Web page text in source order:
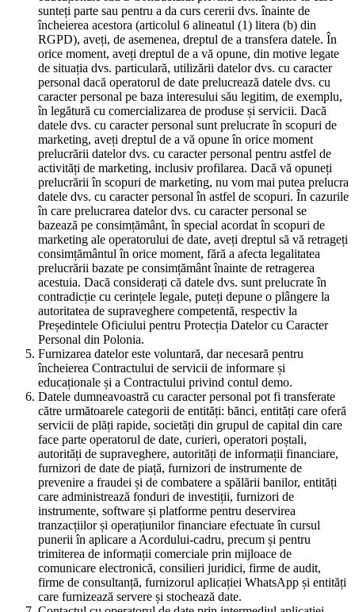
sunteți parte sau pentru a da curs cererii dvs. înainte de
încheierea acestora (articolul 6 alineatul (1) litera (b) din
RGPD), aveți, de asemenea, dreptul de a transfera datele. În
orice moment, aveți dreptul de a vă opune, din motive legate
de situația dvs. particulară, utilizării datelor dvs. cu caracter
personal dacă operatorul de date prelucrează datele dvs. cu
caracter personal pe baza interesului său legitim, de exemplu,
în legătură cu comercializarea de produse și servicii. Dacă
datele dvs. cu caracter personal sunt prelucrate în scopuri de
marketing, aveți dreptul de a vă opune în orice moment
prelucrării datelor dvs. cu caracter personal pentru astfel de
activități de marketing, inclusiv profilarea. Dacă vă opuneți
prelucrării în scopuri de marketing, nu vom mai putea prelucra
datele dvs. cu caracter personal în astfel de scopuri. În cazurile
în care prelucrarea datelor dvs. cu caracter personal se
bazează pe consimțământ, în special acordat în scopuri de
marketing ale operatorului de date, aveți dreptul să vă retrageți
consimțământul în orice moment, fără a afecta legalitatea
prelucrării bazate pe consimțământ înainte de retragerea
acestuia. Dacă considerați că datele dvs. sunt prelucrate în
contradicție cu cerințele legale, puteți depune o plângere la
autoritatea de supraveghere competentă, respectiv la
Președintele Oficiului pentru Protecția Datelor cu Caracter
Personal din Polonia.
Furnizarea datelor este voluntară, dar necesară pentru
încheierea Contractului de servicii de informare și
educaționale și a Contractului privind contul demo.
Datele dumneavoastră cu caracter personal pot fi transferate
către următoarele categorii de entități: bănci, entități care oferă
servicii de plăți rapide, societăți din grupul de capital din care
face parte operatorul de date, curieri, operatori poștali,
autorități de supraveghere, autorități de informații financiare,
furnizori de date de piață, furnizori de instrumente de
prevenire a fraudei și de combatere a spălării banilor, entități
care administrează fonduri de investiții, furnizori de
instrumente, software și platforme pentru deservirea
tranzacțiilor și operațiunilor financiare efectuate în cursul
punerii în aplicare a Acordului-cadru, precum și pentru
trimiterea de informații comerciale prin mijloace de
comunicare electronică, consilieri juridici, firme de audit,
firme de consultanță, furnizorul aplicației WhatsApp și entități
care furnizează servere și stochează date.